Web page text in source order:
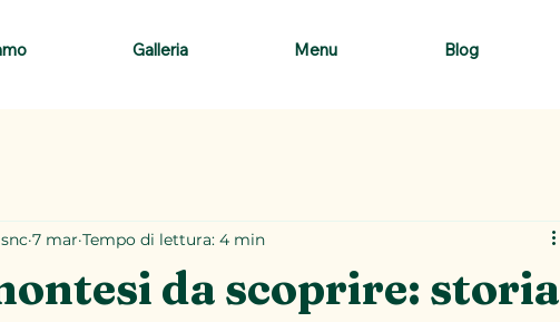
Galleria Menu Blog
da scoprire: storia
7 mar Tempo di lettura: 4 min